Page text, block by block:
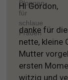
Hi Gordon,
danke für
nette, kleine
Mutter
ersten
witzig und